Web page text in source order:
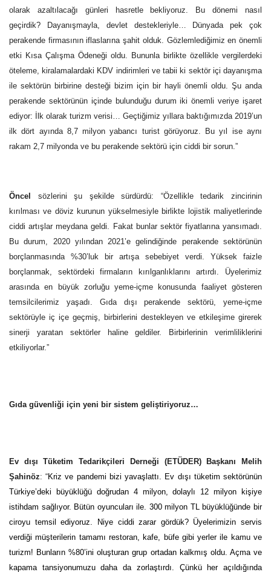
olarak azaltılacağı günleri hasretle bekliyoruz. Bu dönemi nasıl
geçirdik? Dayanışmayla, devlet destekleriyle… Dünyada pek çok
perakende firmasının iflaslarına şahit olduk. Gözlemlediğimiz en önemli
etki Kısa Çalışma Ödeneği oldu. Bununla birlikte özellikle vergilerdeki
öteleme, kiralamalardaki KDV indirimleri ve tabii ki sektör içi dayanışma
ile sektörün birbirine desteği bizim için bir hayli önemli oldu. Şu anda
perakende sektörünün içinde bulunduğu durum iki önemli veriye işaret
ediyor: İlk olarak turizm verisi… Geçtiğimiz yıllara baktığımızda 2019’un
ilk dört ayında 8,7 milyon yabancı turist görüyoruz. Bu yıl ise aynı
rakam 2,7 milyonda ve bu perakende sektörü için ciddi bir sorun.”
Öncel
sözlerini şu şekilde sürdürdü: “Özellikle tedarik zincirinin
kırılması ve döviz kurunun yükselmesiyle birlikte lojistik maliyetlerinde
ciddi artışlar meydana geldi. Fakat bunlar sektör fiyatlarına yansımadı.
Bu durum, 2020 yılından 2021’e gelindiğinde perakende sektörünün
borçlanmasında %30’luk bir artışa sebebiyet verdi. Yüksek faizle
borçlanmak, sektördeki firmaların kırılganlıklarını artırdı. Üyelerimiz
arasında en büyük zorluğu yeme-içme konusunda faaliyet gösteren
temsilcilerimiz yaşadı. Gıda dışı perakende sektörü, yeme-içme
sektörüyle iç içe geçmiş, birbirlerini destekleyen ve etkileşime girerek
sinerji yaratan sektörler haline geldiler. Birbirlerinin verimliliklerini
etkiliyorlar.”
Gıda güvenliği için yeni bir sistem geliştiriyoruz…
Ev dışı Tüketim Tedarikçileri Derneği (ETÜDER) Başkanı Melih
Şahinöz: “Kriz ve pandemi bizi yavaşlattı. Ev dışı tüketim sektörünün
Türkiye’deki büyüklüğü doğrudan 4 milyon, dolaylı 12 milyon kişiye
istihdam sağlıyor. Bütün oyuncuları ile. 300 milyon TL büyüklüğünde bir
ciroyu temsil ediyoruz. Niye ciddi zarar gördük? Üyelerimizin servis
verdiği müşterilerin tamamı restoran, kafe, büfe gibi yerler ile kamu ve
turizm! Bunların %80’ini oluşturan grup ortadan kalkmış oldu. Açma ve
kapama tansiyonumuzu daha da zorlaştırdı. Çünkü her açıldığında